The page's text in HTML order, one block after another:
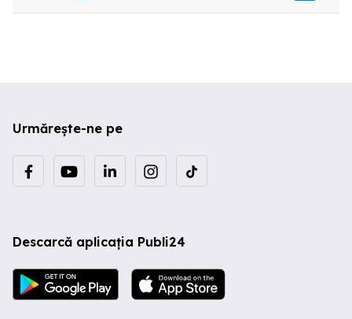
Urmărește-ne pe
Descarcă aplicația Publi24